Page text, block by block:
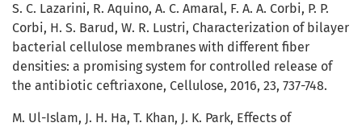
S. C. Lazarini, R. Aquino, A. C. Amaral, F. A. A. Corbi, P. P.
Corbi, H. S. Barud, W. R. Lustri, Characterization of bilayer
bacterial cellulose membranes with different fiber
densities: a promising system for controlled release of
the antibiotic ceftriaxone, Cellulose, 2016, 23, 737-748.
M. Ul-Islam, J. H. Ha, T. Khan, J. K. Park, Effects of